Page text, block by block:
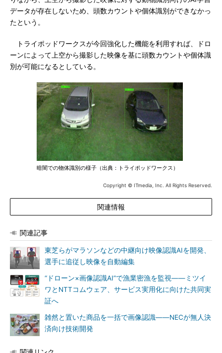
データが存在しないため、頭数カウントや個体識別ができなかっ
たという。
トライポッドワークスが今回強化した機能を利用すれば、ドロ
ーンによって上空から撮影した映像を基に頭数カウントや個体識
別が可能になるとしている。
暗闇での物体識別の様子（出典：トライポッドワークス）
Copyright © ITmedia, Inc. All Rights Reserved.
関連情報
関連記事
東芝らがマラソンなどの中継向け映像認識AIを開発、
選手に追従し映像を自動編集
“ドローン×画像認識AI”で漁業密漁を監視――ミツイ
ワとNTTコムウェア、サービス実用化に向けた共同実
証へ
雑然と置いた商品を一括で画像認識――NECが無人決
済向け技術開発